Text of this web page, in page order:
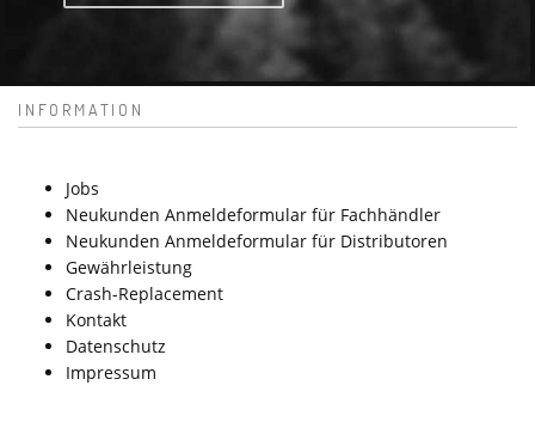
INFORMATION
Jobs
Neukunden Anmeldeformular für Fachhändler
Neukunden Anmeldeformular für Distributoren
Gewährleistung
Crash-Replacement
Kontakt
Datenschutz
Impressum